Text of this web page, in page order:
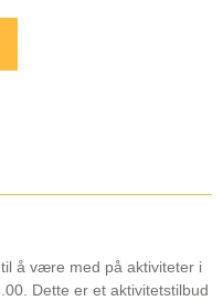
å være med på aktiviteter i
Dette er et aktivitetstilbud